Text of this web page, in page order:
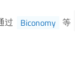
过 Biconomy 等